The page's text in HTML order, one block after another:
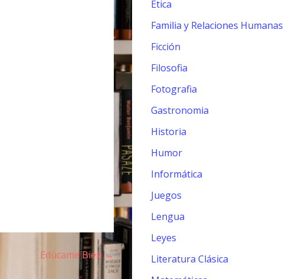
Edúcame Bien →
Etica
Familia y Relaciones Humanas
Ficción
Filosofia
Fotografia
Gastronomia
Historia
Humor
Informática
Juegos
Lengua
Leyes
Literatura Clásica